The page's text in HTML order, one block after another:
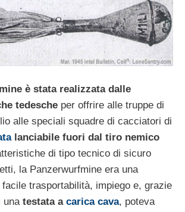
è stata realizzata dalle
tedesche per offrire alle truppe di
alle speciali squadre di cacciatori di
lanciabile fuori dal tiro nemico
di tipo tecnico di sicuro
la Panzerwurfmine era una
facile trasportabilità, impiego e, grazie
una testata a carica cava, poteva